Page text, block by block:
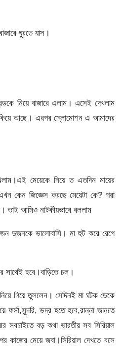
ঘুরতে যাস।
নিয়ে বাজারে এলাম। এসেই দেখলাম
আছে। এরপর স্লোমোশন এ আমাদের
মেয়েকে নিয়ে ত এতদিন মায়ের
কেন জিজ্ঞেস করছে মেয়েটা কে? পরা
তাই আমিও নাটকীয়ভাবে বললাম
দুজনকে ভালোবাসি। মা হুট করে রেগে
সাথেই হবে।বাড়িতে চল।
গিয়ে তুললেন। সেদিনই মা ঘটক ডেকে
ভদ্র হতে হবে,রান্না জানতে
সবচাইতে বড় কথা ভারতীয় সব সিরিয়াল
কাজের মেয়ে জবা।সিরিয়াল দেখতে বসে